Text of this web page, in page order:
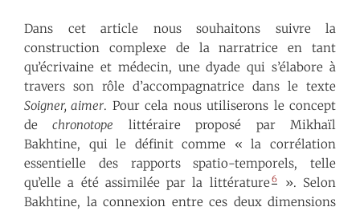
Dans cet article nous souhaitons suivre la
construction complexe de la narratrice en tant
qu’écrivaine et médecin, une dyade qui s’élabore à
travers son rôle d’accompagnatrice dans le texte
Soigner, aimer. Pour cela nous utiliserons le concept
dechronotope littéraire proposé par Mikhaïl
Bakhtine, qui le définit comme « la corrélation
essentielle des rapports spatio-temporels, telle
qu’elle a été assimilée par la littérature6
». Selon
Bakhtine, la connexion entre ces deux dimensions